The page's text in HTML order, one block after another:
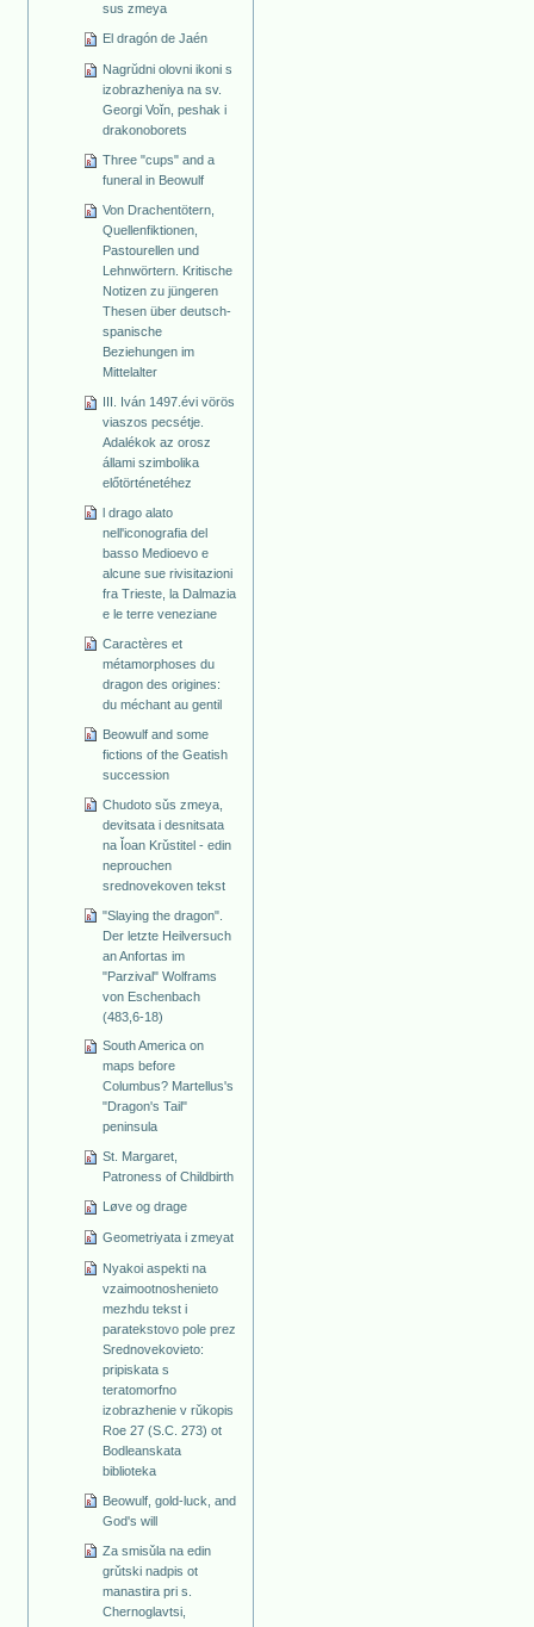
sus zmeya
El dragón de Jaén
Nagrŭdni olovni ikoni s
izobrazheniya na sv.
Georgi Voĭn, peshak i
drakonoborets
Three "cups" and a
funeral in Beowulf
Von Drachentötern,
Quellenfiktionen,
Pastourellen und
Lehnwörtern. Kritische
Notizen zu jüngeren
Thesen über deutsch-
spanische
Beziehungen im
Mittelalter
III. Iván 1497.évi vörös
viaszos pecsétje.
Adalékok az orosz
állami szimbolika
előtörténetéhez
l drago alato
nell'iconografia del
basso Medioevo e
alcune sue rivisitazioni
fra Trieste, la Dalmazia
e le terre veneziane
Caractères et
métamorphoses du
dragon des origines:
du méchant au gentil
Beowulf and some
fictions of the Geatish
succession
Chudoto sǔs zmeya,
devitsata i desnitsata
na Ǐoan Krǔstitel - edin
neprouchen
srednovekoven tekst
"Slaying the dragon".
Der letzte Heilversuch
an Anfortas im
"Parzival" Wolframs
von Eschenbach
(483,6-18)
South America on
maps before
Columbus? Martellus's
"Dragon's Tail"
peninsula
St. Margaret,
Patroness of Childbirth
Løve og drage
Geometriyata i zmeyat
Nyakoi aspekti na
vzaimootnoshenieto
mezhdu tekst i
paratekstovo pole prez
Srednovekovieto:
pripiskata s
teratomorfno
izobrazhenie v rǔkopis
Roe 27 (S.C. 273) ot
Bodleanskata
biblioteka
Beowulf, gold-luck, and
God's will
Za smisǔla na edin
grǔtski nadpis ot
manastira pri s.
Chernoglavtsi,